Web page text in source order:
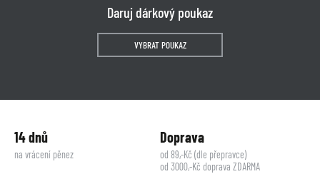
Daruj dárkový poukaz
VYBRAT POUKAZ
14 dnů
na vrácení pěnez
Doprava
od 89,-Kč (dle přepravce)
od 3000,-Kč doprava ZDARMA